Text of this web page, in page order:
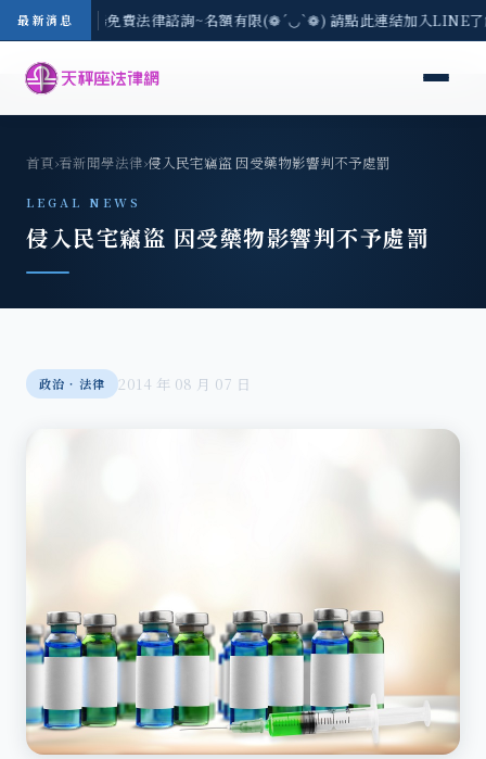
最新消息
-8/3(一) 現場免費法律諮詢~名額有限(❁´◡`❁) 請點此連結加入LINE
首頁›看新聞學法律›侵入民宅竊盜 因受藥物影響判不予處罰
LEGAL NEWS
侵入民宅竊盜 因受藥物影響判不予處罰
政治‧法律 2014 年 08 月 07 日